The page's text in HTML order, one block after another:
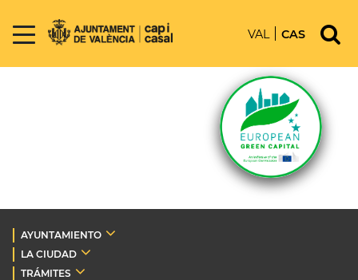
VAL CAS
AYUNTAMIENTO
LA CIUDAD
TRÁMITES